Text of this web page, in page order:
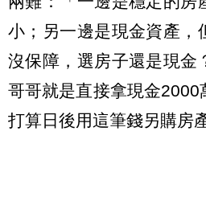
小；另一邊是現金資產，
沒保障，選房子還是現金
哥哥就是直接拿現金2000
打算日後用這筆錢另購房